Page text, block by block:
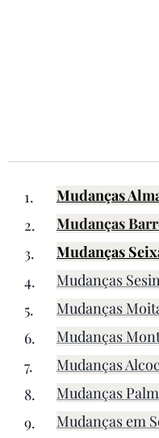
Mudanças
Mudanças
Mudanças
Mudanças
Mudanças
Mudanças
Mudanças
Mudanças
Mudanças em